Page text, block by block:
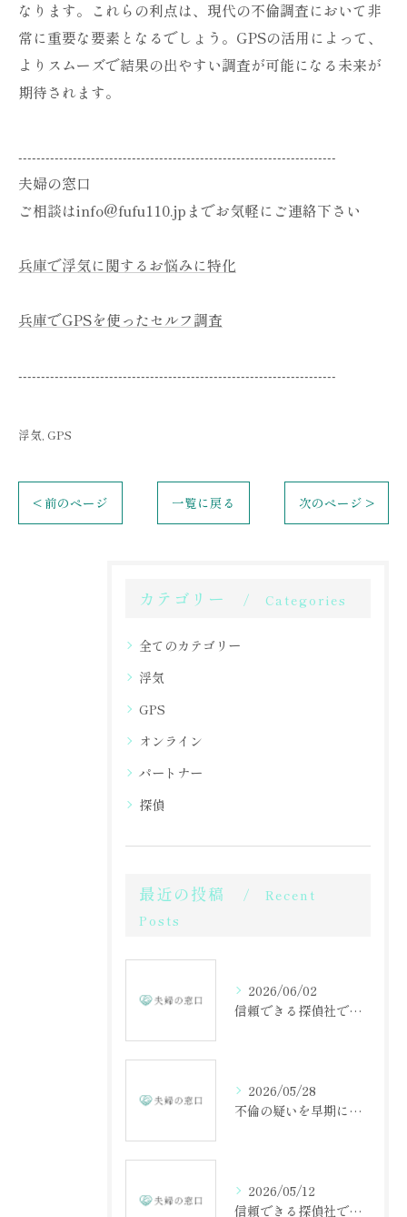
なります。これらの利点は、現代の不倫調査において非
常に重要な要素となるでしょう。GPSの活用によって、
よりスムーズで結果の出やすい調査が可能になる未来が
期待されます。
----------------------------------------------------------------------
夫婦の窓口
ご相談はinfo@fufu110.jpまでお気軽にご連絡下さい
兵庫で浮気に関するお悩みに特化
兵庫でGPSを使ったセルフ調査
----------------------------------------------------------------------
浮気 GPS
< 前のページ 一覧に戻る 次のページ >
カテゴリー Categories
全てのカテゴリー
浮気
GPS
オンライン
パートナー
探偵
最近の投稿
Recent
Posts
2026/06/02
信頼できる探偵社で不倫調査を成功させる方法
2026/05/28
不倫の疑いを早期に見抜くための相談の重要性
2026/05/12
信頼できる探偵社で不倫調査を始める第一歩